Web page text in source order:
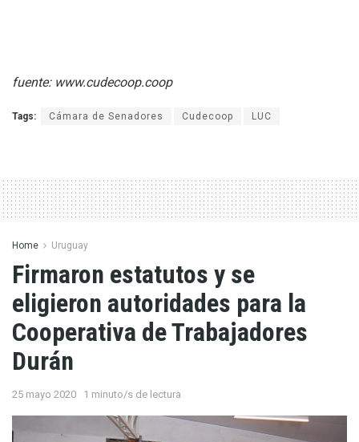
fuente: www.cudecoop.coop
Tags: Cámara de Senadores Cudecoop LUC
Home Uruguay
Firmaron estatutos y se
eligieron autoridades para la
Cooperativa de Trabajadores
Durán
25 mayo 2020 1 minuto/s de lectura